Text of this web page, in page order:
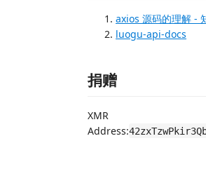
axios 源码的理解 -
luogu-api-docs
捐赠
XMR
Address: